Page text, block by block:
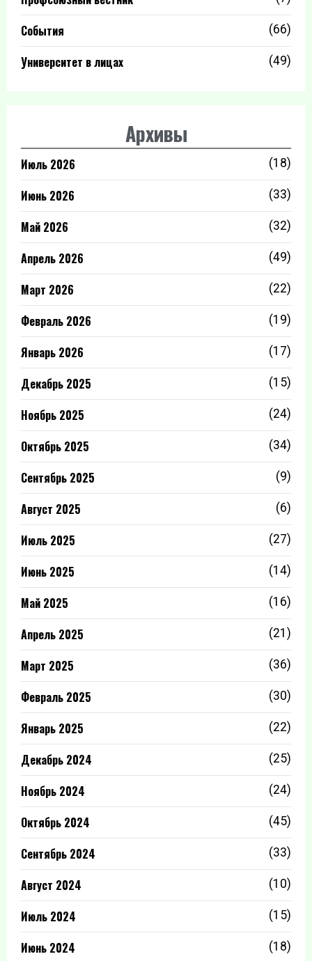
События (66)
Университет в лицах (49)
Архивы
Июль 2026 (18)
Июнь 2026 (33)
Май 2026 (32)
Апрель 2026 (49)
Март 2026 (22)
Февраль 2026 (19)
Январь 2026 (17)
Декабрь 2025 (15)
Ноябрь 2025 (24)
Октябрь 2025 (34)
Сентябрь 2025 (9)
Август 2025 (6)
Июль 2025 (27)
Июнь 2025 (14)
Май 2025 (16)
Апрель 2025 (21)
Март 2025 (36)
Февраль 2025 (30)
Январь 2025 (22)
Декабрь 2024 (25)
Ноябрь 2024 (24)
Октябрь 2024 (45)
Сентябрь 2024 (33)
Август 2024 (10)
Июль 2024 (15)
Июнь 2024 (18)